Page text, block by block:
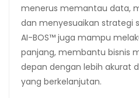
menerus memantau data,
dan menyesuaikan strategi
AI-BOS™ juga mampu
panjang, membantu bisnis
depan dengan lebih akurat
yang berkelanjutan.